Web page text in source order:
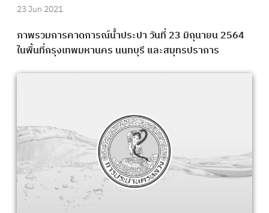
23 Jun 2021
ภาพรวมการคาดการณ์น้ำประปา วันที่ 23 มิถุนายน 2564
ในพื้นที่กรุงเทพมหานคร นนทบุรี และสมุทรปราการ